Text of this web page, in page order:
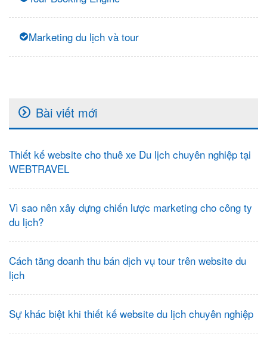
Marketing du lịch và tour
Bài viết mới
Thiết kế website cho thuê xe Du lịch chuyên nghiệp tại
WEBTRAVEL
Vì sao nên xây dựng chiến lược marketing cho công ty
du lịch?
Cách tăng doanh thu bán dịch vụ tour trên website du
lịch
Sự khác biệt khi thiết kế website du lịch chuyên nghiệp